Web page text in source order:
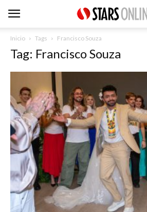
Inicio Tags Francisco Souza
Tag: Francisco Souza